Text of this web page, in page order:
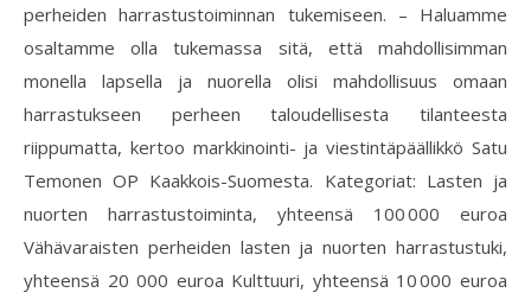
perheiden harrastustoiminnan tukemiseen. – Haluamme
osaltamme olla tukemassa sitä, että mahdollisimman
monella lapsella ja nuorella olisi mahdollisuus omaan
harrastukseen perheen taloudellisesta tilanteesta
riippumatta, kertoo markkinointi- ja viestintäpäällikkö Satu
Temonen OP Kaakkois-Suomesta. Kategoriat: Lasten ja
nuorten harrastustoiminta, yhteensä 100 000 euroa
Vähävaraisten perheiden lasten ja nuorten harrastustuki,
yhteensä 20 000 euroa Kulttuuri, yhteensä 10 000 euroa